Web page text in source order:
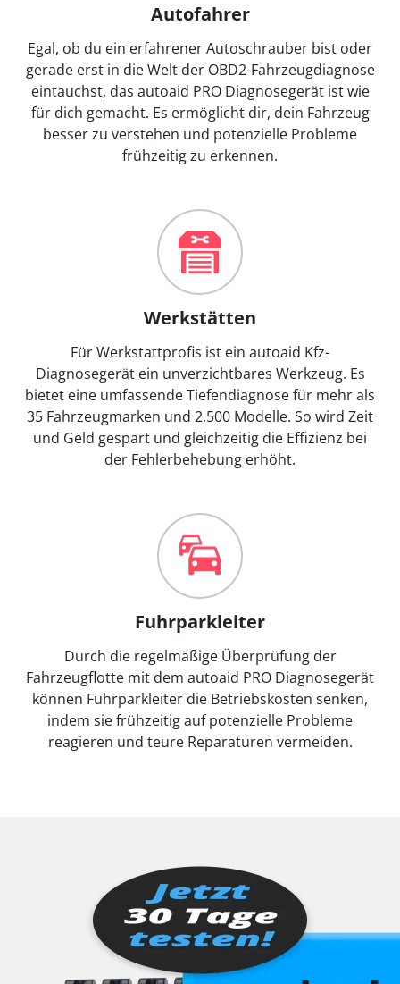
Autofahrer
Egal, ob du ein erfahrener Autoschrauber bist oder
gerade erst in die Welt der OBD2-Fahrzeugdiagnose
eintauchst, das autoaid PRO Diagnosegerät ist wie
für dich gemacht. Es ermöglicht dir, dein Fahrzeug
besser zu verstehen und potenzielle Probleme
frühzeitig zu erkennen.
Werkstätten
Für Werkstattprofis ist ein autoaid Kfz-
Diagnosegerät ein unverzichtbares Werkzeug. Es
bietet eine umfassende Tiefendiagnose für mehr als
35 Fahrzeugmarken und 2.500 Modelle. So wird Zeit
und Geld gespart und gleichzeitig die Effizienz bei
der Fehlerbehebung erhöht.
Fuhrparkleiter
Durch die regelmäßige Überprüfung der
Fahrzeugflotte mit dem autoaid PRO Diagnosegerät
können Fuhrparkleiter die Betriebskosten senken,
indem sie frühzeitig auf potenzielle Probleme
reagieren und teure Reparaturen vermeiden.